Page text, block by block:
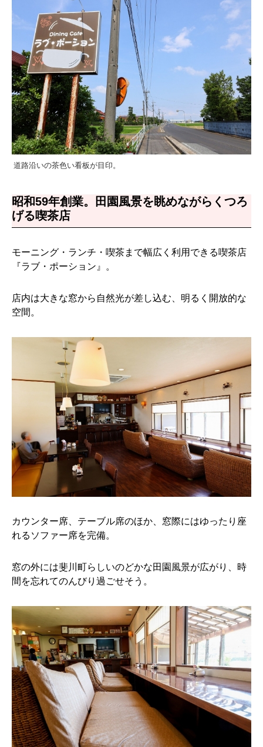
道路沿いの茶色い看板が目印。
昭和59年創業。田園風景を眺めながらくつろ
げる喫茶店
モーニング・ランチ・喫茶まで幅広く利用できる喫茶店
『ラブ・ポーション』。
店内は大きな窓から自然光が差し込む、明るく開放的な
空間。
カウンター席、テーブル席のほか、窓際にはゆったり座
れるソファー席を完備。
窓の外には斐川町らしいのどかな田園風景が広がり、時
間を忘れてのんびり過ごせそう。